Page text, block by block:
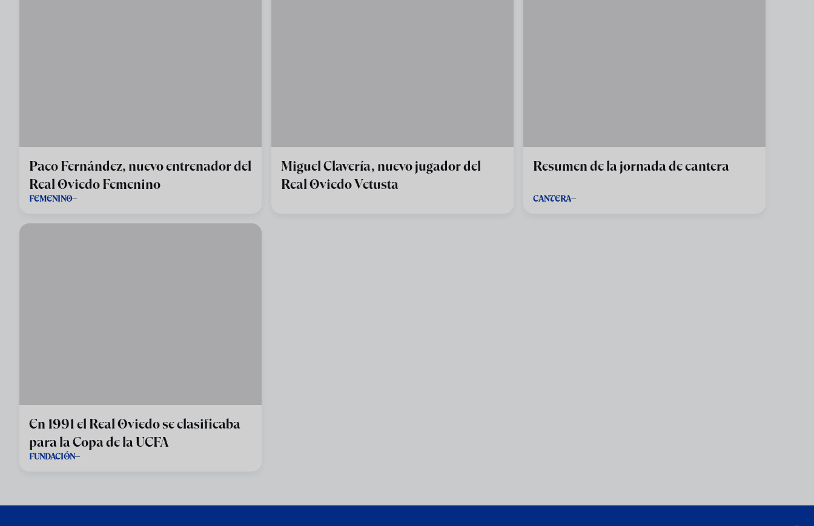
Paco Fernández, nuevo entrenador del
Real Oviedo Femenino
FEMENINO
Miguel Clavería, nuevo jugador del
Real Oviedo Vetusta
Resumen de la jornada de cantera
CANTERA
En 1991 el Real Oviedo se clasificaba
para la Copa de la UEFA
FUNDACIÓN